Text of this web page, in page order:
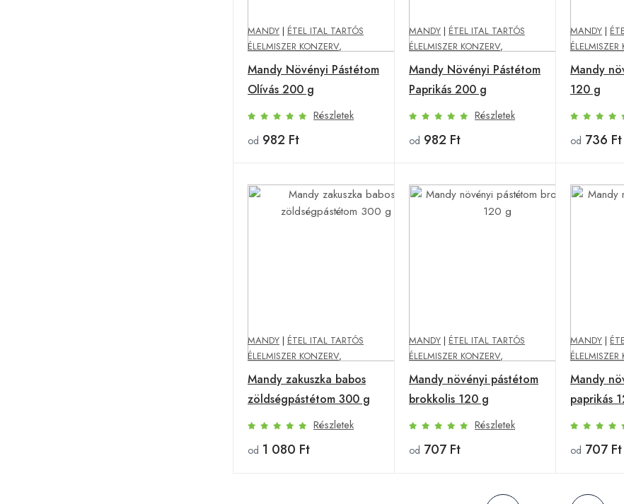
MANDY | ÉTEL ITAL TARTÓS
ÉLELMISZER KONZERV,
Mandy Növényi Pástétom
Olívás 200 g
Részletek
od 982 Ft
MANDY | ÉTEL ITAL TARTÓS
ÉLELMISZER KONZERV,
Mandy Növényi Pástétom
Paprikás 200 g
Részletek
od 982 Ft
MANDY |
ÉLELMISZER
Mandy
120 g
od 736 Ft
MANDY | ÉTEL ITAL TARTÓS
ÉLELMISZER KONZERV,
Mandy zakuszka babos
zöldségpástétom 300 g
Részletek
od 1 080 Ft
MANDY | ÉTEL ITAL TARTÓS
ÉLELMISZER KONZERV,
Mandy növényi pástétom
brokkolis 120 g
Részletek
od 707 Ft
MANDY |
ÉLELMISZER
Mandy
paprikás
od 707 Ft